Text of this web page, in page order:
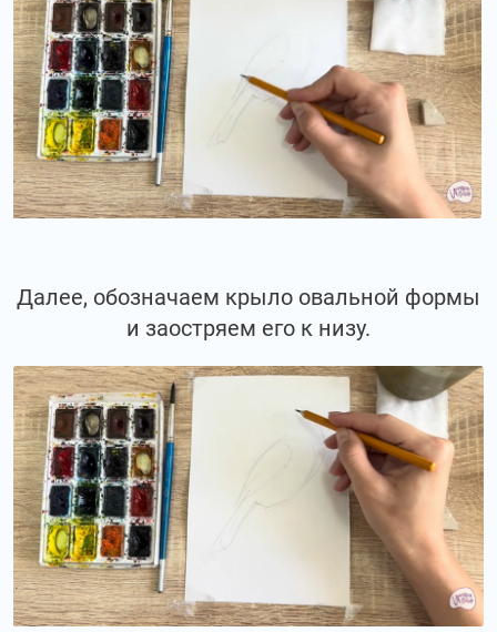
Далее, обозначаем крыло овальной формы
и заостряем его к низу.